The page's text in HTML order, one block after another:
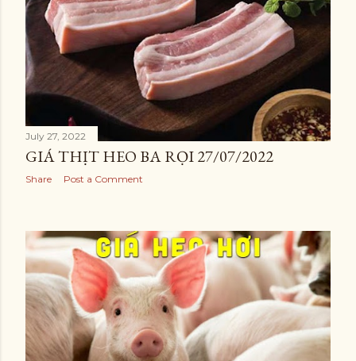
July 27, 2022
GIÁ THỊT HEO BA RỌI 27/07/2022
Share Post a Comment